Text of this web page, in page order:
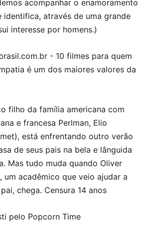
acompanhar o enamoramento
identifica, através de uma grande
interesse por homens.)
filho da família americana com
e francesa Perlman, Elio
está enfrentando outro verão
de seus pais na bela e lânguida
Mas tudo muda quando Oliver
um acadêmico que veio ajudar a
chega. Censura 14 anos
pelo Popcorn Time